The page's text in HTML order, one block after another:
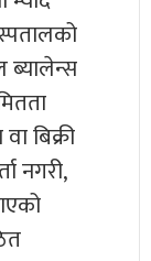
ब्यालेन्स
बिक्री
नगरी,